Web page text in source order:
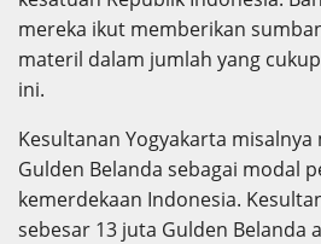
mereka ikut memberikan
materil dalam jumlah yang
ini.
Kesultanan Yogyakarta
Gulden Belanda sebagai modal
kemerdekaan Indonesia.
sebesar 13 juta Gulden Belanda